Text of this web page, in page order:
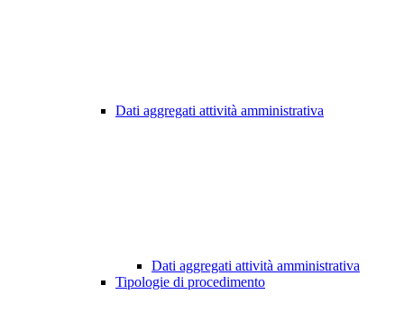
Dati aggregati attività amministrativa
Dati aggregati attività amministrativa
Tipologie di procedimento